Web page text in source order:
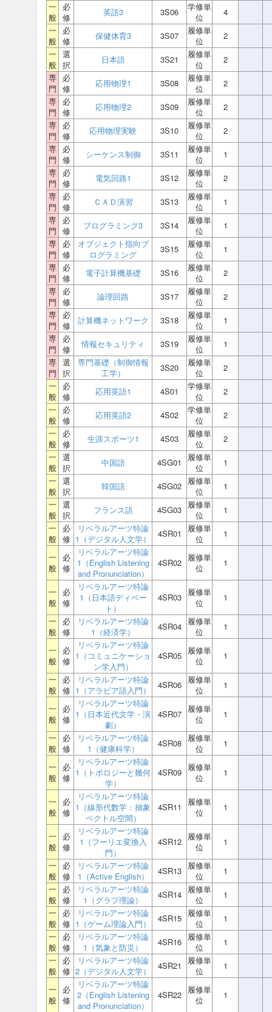
一
般
必
修
英語3 3S06
学修単
位
4
一
般
必
修
保健体育3 3S07
履修単
位
2
一
般
選
択
日本語 3S21
履修単
位
2
専
門
必
修
応用物理1 3S08
履修単
位
2
専
門
必
修
応用物理2 3S09
履修単
位
2
専
門
必
修
応用物理実験 3S10
履修単
位
2
専
門
必
修
シーケンス制御 3S11
履修単
位
1
専
門
必
修
電気回路1 3S12
履修単
位
2
専
門
必
修
ＣＡＤ演習 3S13
履修単
位
1
専
門
必
修
プログラミング3 3S14
履修単
位
1
専
門
必
修
オブジェクト指向プ
ログラミング
3S15
履修単
位
1
専
門
必
修
電子計算機基礎 3S16
履修単
位
2
専
門
必
修
論理回路 3S17
履修単
位
2
専
門
必
修
計算機ネットワーク 3S18
履修単
位
1
専
門
必
修
情報セキュリティ 3S19
履修単
位
1
専
門
選
択
専門基礎（制御情報
工学）
3S20
履修単
位
2
一
般
必
修
応用英語1 4S01
学修単
位
2
一
般
必
修
応用英語2 4S02
学修単
位
2
一
般
必
修
生涯スポーツ1 4S03
履修単
位
2
一
般
選
択
中国語 4SG01
履修単
位
1
一
般
選
択
韓国語 4SG02 履修単
位
1
一
般
選
択
フランス語 4SG03 履修単
位
1
一
般
必
修
リベラルアーツ特論
1（デジタル人文学）
4SR01
履修単
位
1
一
般
必
修
リベラルアーツ特論
1（English Listening
and Pronunciation）
4SR02
履修単
位
1
一
般
必
修
リベラルアーツ特論
1（日本語ディベー
ト）
4SR03
履修単
位
1
一
般
必
修
リベラルアーツ特論
1（経済学）
4SR04
履修単
位
1
一
般
必
修
リベラルアーツ特論
1（コミュニケーショ
ン学入門）
4SR05
履修単
位
1
一
般
必
修
リベラルアーツ特論
1（アラビア語入門）
4SR06
履修単
位
1
一
般
必
修
リベラルアーツ特論
1（日本近代文学・演
劇）
4SR07
履修単
位
1
一
般
必
修
リベラルアーツ特論
1（健康科学）
4SR08
履修単
位
1
一
般
必
修
リベラルアーツ特論
1（トポロジーと幾何
学）
4SR09
履修単
位
1
一
般
必
修
リベラルアーツ特論
1（線形代数学：抽象
ベクトル空間）
4SR11
履修単
位
1
一
般
必
修
リベラルアーツ特論
1（フーリエ変換入
門）
4SR12
履修単
位
1
一
般
必
修
リベラルアーツ特論
1（Active English）
4SR13
履修単
位
1
一
般
必
修
リベラルアーツ特論
1（グラフ理論）
4SR14
履修単
位
1
一
般
必
修
リベラルアーツ特論
1（ゲーム理論入門）
4SR15
履修単
位
1
一
般
必
修
リベラルアーツ特論
1（気象と防災）
4SR16
履修単
位
1
一
般
必
修
リベラルアーツ特論
2（デジタル人文学）
4SR21
履修単
位
1
一
般
必
修
リベラルアーツ特論
2（English Listening
and Pronunciation）
4SR22
履修単
位
1